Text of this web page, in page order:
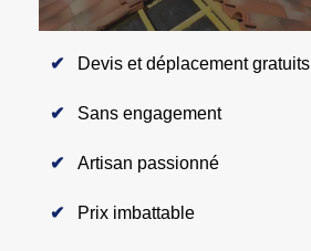
Devis et déplacement gratuits
Sans engagement
Artisan passionné
Prix imbattable